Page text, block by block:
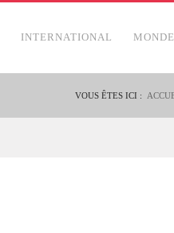
INTERNATIONAL
VOUS ÊTES ICI :